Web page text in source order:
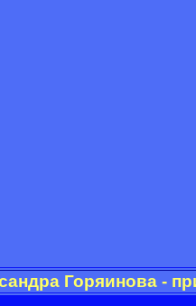
Горяинова -